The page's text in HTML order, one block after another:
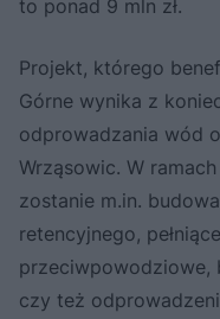
to ponad 9 mln zł.
Projekt, którego
Górne wynika z
odprowadzania wód
Wrząsowic. W
zostanie m.in.
retencyjnego,
przeciwpowodziowe,
czy też